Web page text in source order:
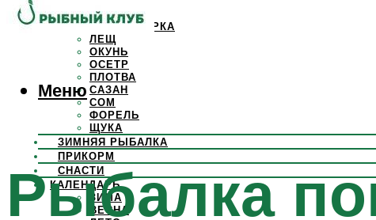
КАРП
КРАСНОПЕРКА
ЛЕЩ
ОКУНЬ
ОСЕТР
ПЛОТВА
САЗАН
СОМ
ФОРЕЛЬ
ЩУКА
ЗИМНЯЯ РЫБАЛКА
ПРИКОРМ
СНАСТИ
КАЛЕНДАРЬ
ЗИМА
ВЕСНА
Меню
Рыбалка